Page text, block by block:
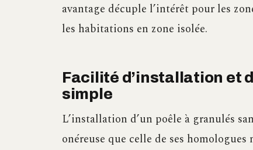
avantage décuple l’intérêt pour les
les habitations en zone isolée.
Facilité d’installation et
simple
L’installation d’un poêle à granulés
onéreuse que celle de ses